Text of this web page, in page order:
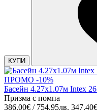
КУПИ
ПРОМО -10%
Басейн 4.27х1.07м Intex
Призма с помпа
386.00€ / 754.95лв.